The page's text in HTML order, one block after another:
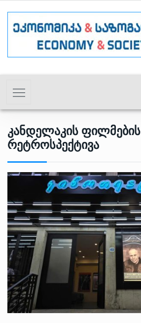
Კანდელაკის Ფილმების
Რეტროსპექტივა